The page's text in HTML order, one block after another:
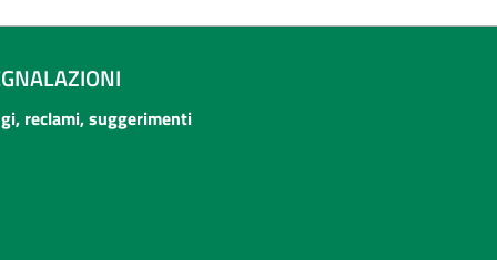
reclami, suggerimenti